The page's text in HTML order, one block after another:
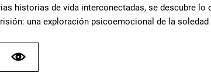
historias de vida interconectadas, se descubre lo
una exploración psicoemocional de la